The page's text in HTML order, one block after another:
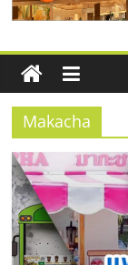
ข้อมูล
ธุรกิจ
SME
แห่ง
ประเ
Makacha